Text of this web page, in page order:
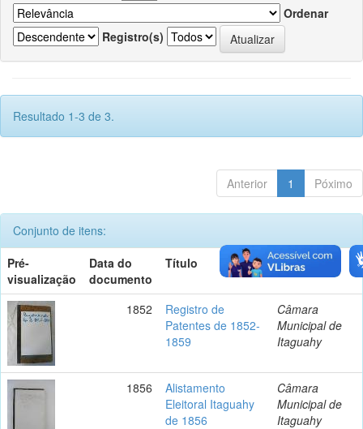
Ordenar
Registro(s)
Resultado 1-3 de 3.
Anterior 1 Póximo
Conjunto de itens:
Pré-
visualização
Data do
documento
Título Autor(es)
1852
Registro de
Patentes de 1852-
1859
Câmara
Municipal de
Itaguahy
1856
Alistamento
Eleitoral Itaguahy
de 1856
Câmara
Municipal de
Itaguahy